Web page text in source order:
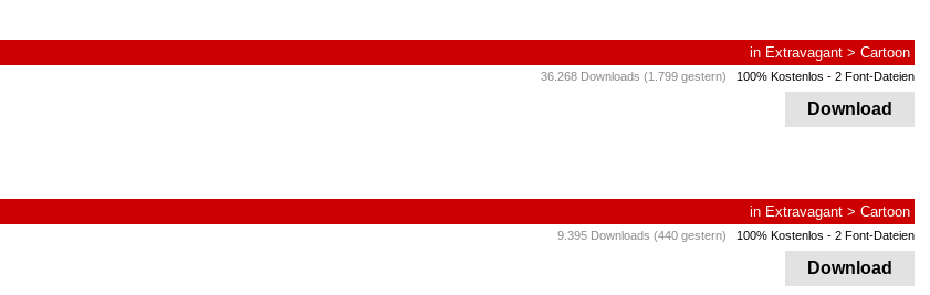
in Extravagant > Cartoon
36.268 Downloads (1.799 gestern) 100% Kostenlos - 2 Font-Dateien
Download
in Extravagant > Cartoon
9.395 Downloads (440 gestern) 100% Kostenlos - 2 Font-Dateien
Download